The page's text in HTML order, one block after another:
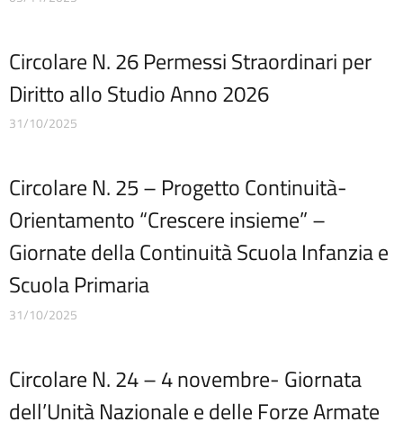
Protocollo Sicurezza
Rassegna stampa
Regolamenti
Segreteria
Servizio di assistenza psicologica per emergenza Covid-19
Sicurezza
Tassi di assenza
Telefono e posta elettronica
Cerca
Circolare N. 26 Permessi Straordinari per
Diritto allo Studio Anno 2026
31/10/2025
Circolare N. 25 – Progetto Continuità-
Orientamento “Crescere insieme” –
Giornate della Continuità Scuola Infanzia e
Scuola Primaria
31/10/2025
Circolare N. 24 – 4 novembre- Giornata
dell’Unità Nazionale e delle Forze Armate